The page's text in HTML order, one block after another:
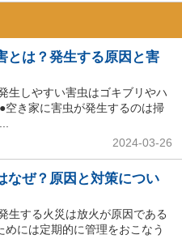
とは？発生する原因と害
生しやすい害虫はゴキブリやハ
空き家に害虫が発生するのは掃
2024-03-26
なぜ？原因と対策につい
生する火災は放火が原因である
には定期的に管理をおこなう